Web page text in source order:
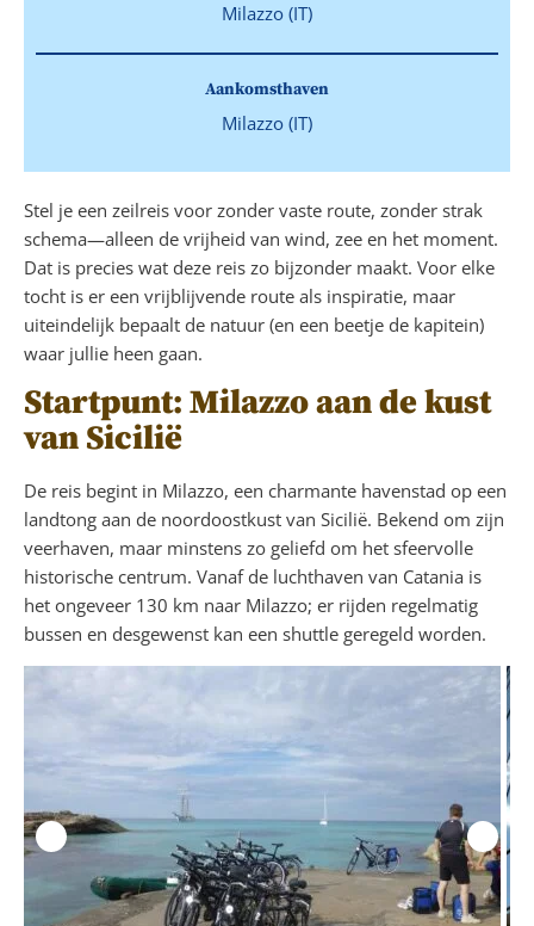
Milazzo (IT)
Aankomsthaven
Milazzo (IT)
Stel je een zeilreis voor zonder vaste route, zonder strak
schema—alleen de vrijheid van wind, zee en het moment.
Dat is precies wat deze reis zo bijzonder maakt. Voor elke
tocht is er een vrijblijvende route als inspiratie, maar
uiteindelijk bepaalt de natuur (en een beetje de kapitein)
waar jullie heen gaan.
Startpunt: Milazzo aan de kust
van Sicilië
De reis begint in Milazzo, een charmante havenstad op een
landtong aan de noordoostkust van Sicilië. Bekend om zijn
veerhaven, maar minstens zo geliefd om het sfeervolle
historische centrum. Vanaf de luchthaven van Catania is
het ongeveer 130 km naar Milazzo; er rijden regelmatig
bussen en desgewenst kan een shuttle geregeld worden.